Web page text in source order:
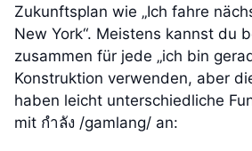
Zukunftsplan wie „Ich fahre
New York“. Meistens kannst du
zusammen für jede „ich bin
Konstruktion verwenden, aber
haben leicht unterschiedliche
mit กำลัง /gamlang/ an: